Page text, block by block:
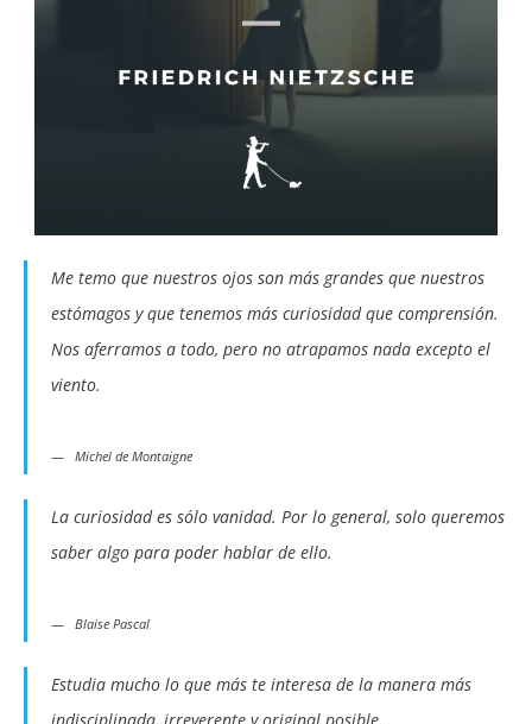
Me temo que nuestros ojos son más grandes que nuestros
estómagos y que tenemos más curiosidad que comprensión.
Nos aferramos a todo, pero no atrapamos nada excepto el
viento.
Michel de Montaigne
La curiosidad es sólo vanidad. Por lo general, solo queremos
saber algo para poder hablar de ello.
Blaise Pascal
Estudia mucho lo que más te interesa de la manera más